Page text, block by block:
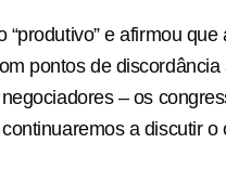
e afirmou
pontos de discordância
– os
a discutir o